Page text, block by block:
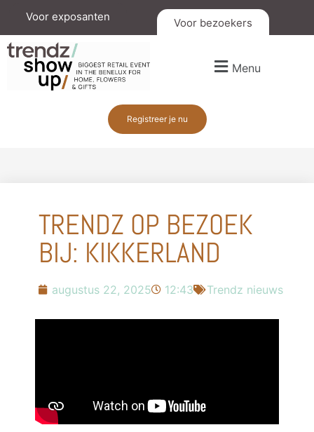
Voor exposanten Voor bezoekers
Menu
Registreer je nu
TRENDZ OP BEZOEK
BIJ: KIKKERLAND
augustus 22, 2025 12:43 Trendz nieuws